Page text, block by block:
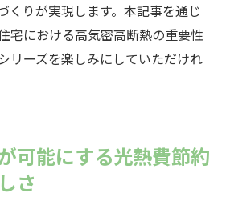
くりが実現します。本記事を通じ
宅における高気密高断熱の重要性
リーズを楽しみにしていただけれ
可能にする光熱費節約
さ